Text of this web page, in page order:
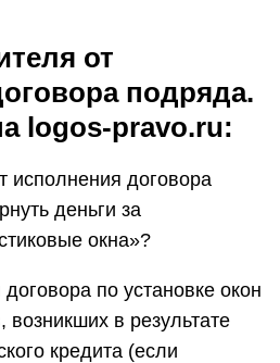
от
подряда.
logos-pravo.ru:
исполнения договора
деньги за
окна»?
по установке окон
возникших в результате
кредита (если